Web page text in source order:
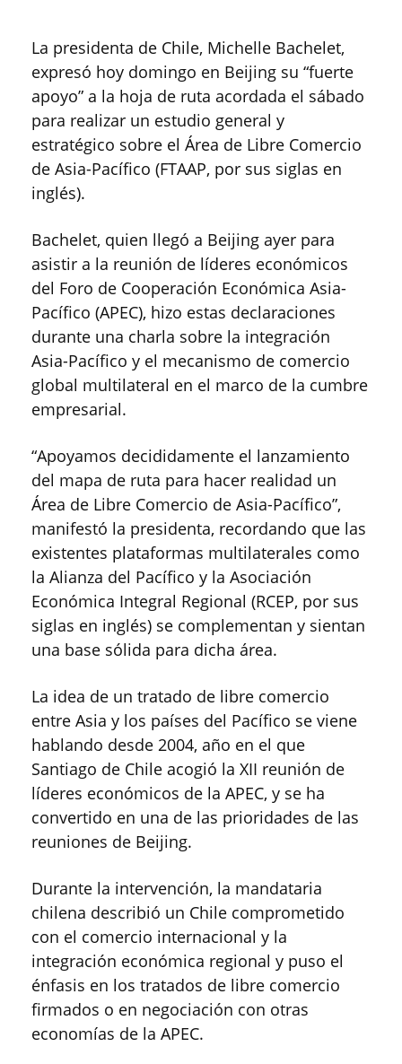
La presidenta de Chile, Michelle Bachelet,
expresó hoy domingo en Beijing su “fuerte
apoyo” a la hoja de ruta acordada el sábado
para realizar un estudio general y
estratégico sobre el Área de Libre Comercio
de Asia-Pacífico (FTAAP, por sus siglas en
inglés).
Bachelet, quien llegó a Beijing ayer para
asistir a la reunión de líderes económicos
del Foro de Cooperación Económica Asia-
Pacífico (APEC), hizo estas declaraciones
durante una charla sobre la integración
Asia-Pacífico y el mecanismo de comercio
global multilateral en el marco de la cumbre
empresarial.
“Apoyamos decididamente el lanzamiento
del mapa de ruta para hacer realidad un
Área de Libre Comercio de Asia-Pacífico”,
manifestó la presidenta, recordando que las
existentes plataformas multilaterales como
la Alianza del Pacífico y la Asociación
Económica Integral Regional (RCEP, por sus
siglas en inglés) se complementan y sientan
una base sólida para dicha área.
La idea de un tratado de libre comercio
entre Asia y los países del Pacífico se viene
hablando desde 2004, año en el que
Santiago de Chile acogió la XII reunión de
líderes económicos de la APEC, y se ha
convertido en una de las prioridades de las
reuniones de Beijing.
Durante la intervención, la mandataria
chilena describió un Chile comprometido
con el comercio internacional y la
integración económica regional y puso el
énfasis en los tratados de libre comercio
firmados o en negociación con otras
economías de la APEC.